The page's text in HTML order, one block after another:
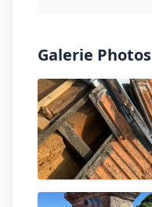
Galerie Photos